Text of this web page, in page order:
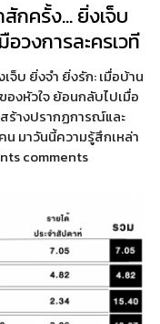
สักครั้ง… ยิ่งเจ็บ
วงการละครเวที
จ็บ ยิ่งจำ ยิ่งรัก: เมื่อบ้าน
องหัวใจ ย้อนกลับไปเมื่อ
สร้างปรากฏการณ์และ
มาวันนี้ความรู้สึกเหล่า
comments